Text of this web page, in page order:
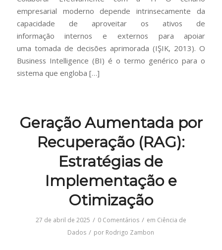
empresarial moderno depende intrinsecamente da
capacidade de aproveitar os ativos de
informação internos e externos para apoiar
uma tomada de decisões aprimorada (IŞIK, 2013). O
Business Intelligence (BI) é o termo genérico para o
sistema que engloba […]
Geração Aumentada por
Recuperação (RAG):
Estratégias de
Implementação e
Otimização
27 de abril de 2025 / 0 Comentários / em Ciência de
Dados / por Rodrigo Zambon